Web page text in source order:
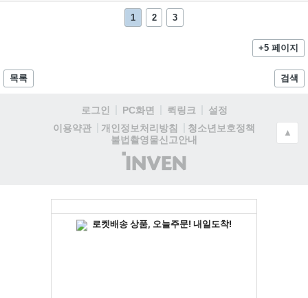
1 2 3
+5 페이지
목록 검색
로그인 PC화면 퀵링크
설정
이용약관
개인정보처리방침
청소년보호정책
불법촬영물신고안내
(주)
인
▲